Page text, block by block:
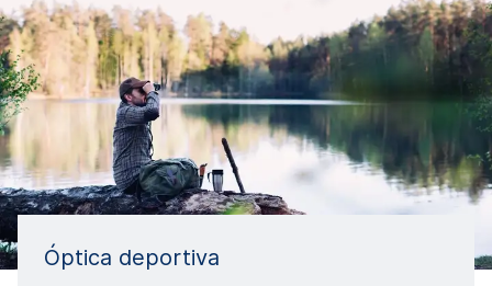
Óptica deportiva